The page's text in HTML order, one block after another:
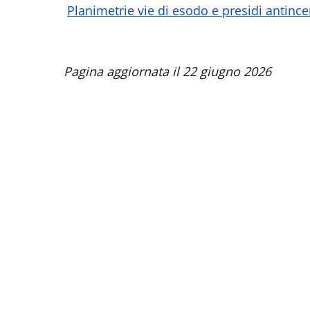
Planimetrie vie di esodo e presidi
Pagina aggiornata il 22 giugno 2026